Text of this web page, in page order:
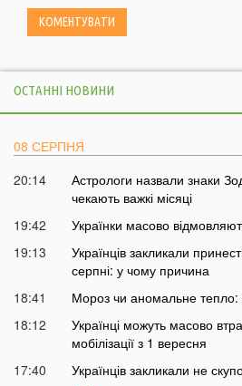
ОСТАННІ НОВИНИ
08 СЕРПНЯ
20:14
Астрологи назвали знаки
чекають важкі місяці
19:42
Українки масово
19:13
Українців закликали
серпні: у чому причина
18:41
Мороз чи аномальне тепло:
18:12
Українці можуть масово
мобілізації з 1 вересня
17:40
Українців закликали не